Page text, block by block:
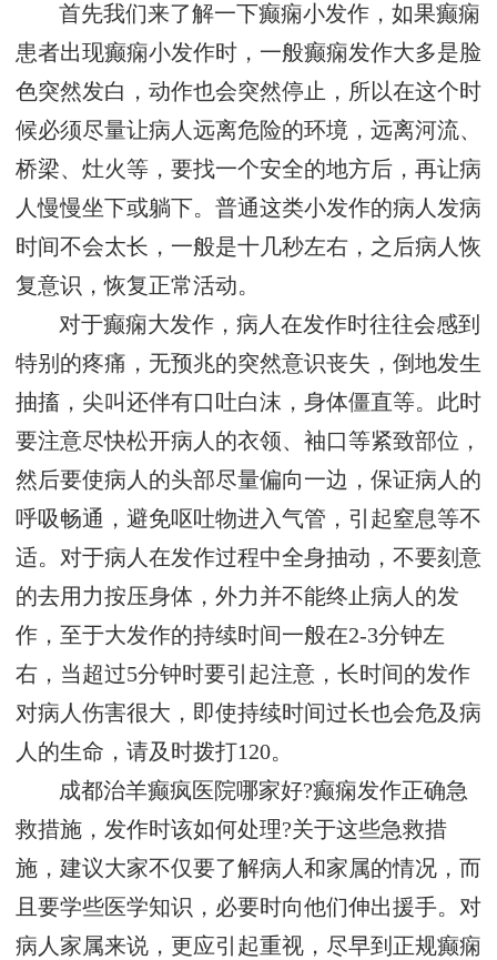
首先我们来了解一下癫痫小发作，如果癫痫
患者出现癫痫小发作时，一般癫痫发作大多是脸
色突然发白，动作也会突然停止，所以在这个时
候必须尽量让病人远离危险的环境，远离河流、
桥梁、灶火等，要找一个安全的地方后，再让病
人慢慢坐下或躺下。普通这类小发作的病人发病
时间不会太长，一般是十几秒左右，之后病人恢
复意识，恢复正常活动。
对于癫痫大发作，病人在发作时往往会感到
特别的疼痛，无预兆的突然意识丧失，倒地发生
抽搐，尖叫还伴有口吐白沫，身体僵直等。此时
要注意尽快松开病人的衣领、袖口等紧致部位，
然后要使病人的头部尽量偏向一边，保证病人的
呼吸畅通，避免呕吐物进入气管，引起窒息等不
适。对于病人在发作过程中全身抽动，不要刻意
的去用力按压身体，外力并不能终止病人的发
作，至于大发作的持续时间一般在2-3分钟左
右，当超过5分钟时要引起注意，长时间的发作
对病人伤害很大，即使持续时间过长也会危及病
人的生命，请及时拨打120。
成都治羊癫疯医院哪家好?癫痫发作正确急
救措施，发作时该如何处理?关于这些急救措
施，建议大家不仅要了解病人和家属的情况，而
且要学些医学知识，必要时向他们伸出援手。对
病人家属来说，更应引起重视，尽早到正规癫痫